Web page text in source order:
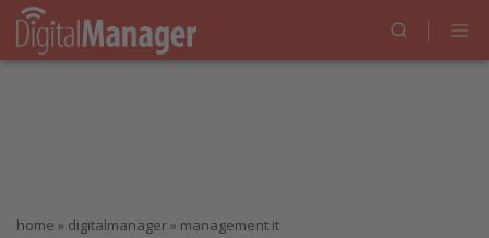
home » digitalmanager» management it